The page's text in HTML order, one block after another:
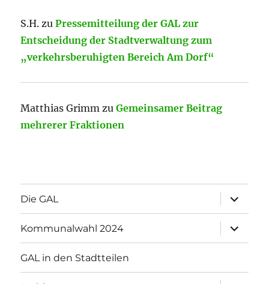
S.H. zuPressemitteilung der GAL zur
Entscheidung der Stadtverwaltung zum
„verkehrsberuhigten Bereich Am Dorf“
Matthias Grimm zuGemeinsamer Beitrag
mehrerer Fraktionen
Die GAL
öffnen
Kommunalwahl 2024
öffnen
GAL in den Stadtteilen